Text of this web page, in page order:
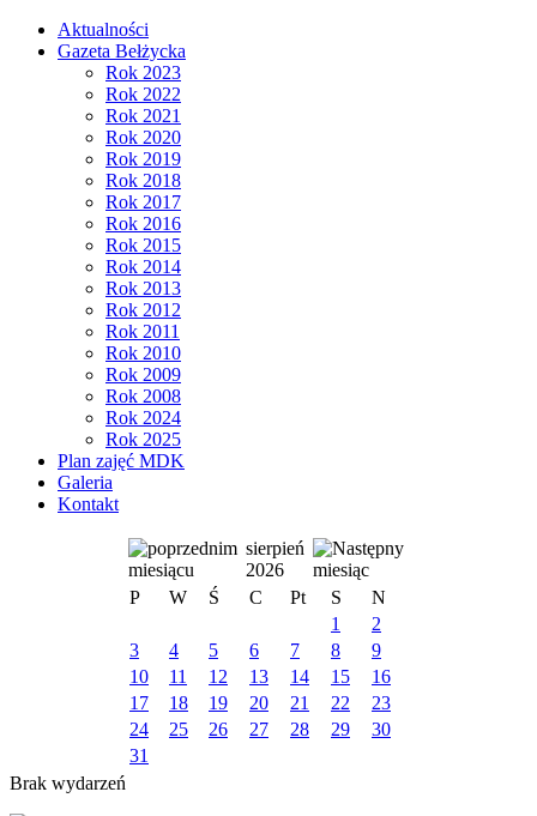
Aktualności
Gazeta Bełżycka
Rok 2023
Rok 2022
Rok 2021
Rok 2020
Rok 2019
Rok 2018
Rok 2017
Rok 2016
Rok 2015
Rok 2014
Rok 2013
Rok 2012
Rok 2011
Rok 2010
Rok 2009
Rok 2008
Rok 2024
Rok 2025
Plan zajęć MDK
Galeria
Kontakt
sierpień
2026
P
W Ś C Pt S
N
1
2
3
4 5 6 7 8
9
10
11 12 13 14 15
16
17
18 19 20 21 22
23
24
25 26 27 28 29
30
31
Brak wydarzeń